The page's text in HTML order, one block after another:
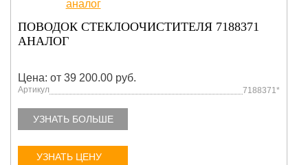
ПОВОДОК СТЕКЛООЧИСТИТЕЛЯ 7188371
АНАЛОГ
Цена: от 39 200.00 руб.
Артикул 7188371*
УЗНАТЬ БОЛЬШЕ
УЗНАТЬ ЦЕНУ